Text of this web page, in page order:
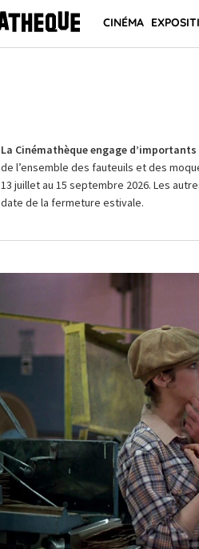
CINÉMA
La Cinémathèque engage
de l’ensemble des fauteuils et des
13 juillet au 15 septembre 2026. Les
date de la fermeture estivale.